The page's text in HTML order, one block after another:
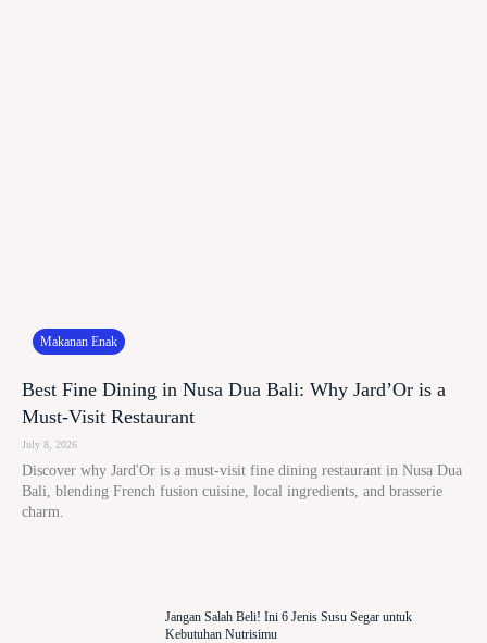
Makanan Enak
Best Fine Dining in Nusa Dua Bali: Why Jard’Or is a
Must-Visit Restaurant
July 8, 2026
Discover why Jard'Or is a must-visit fine dining restaurant in Nusa Dua
Bali, blending French fusion cuisine, local ingredients, and brasserie
charm.
Jangan Salah Beli! Ini 6 Jenis Susu Segar untuk
Kebutuhan Nutrisimu